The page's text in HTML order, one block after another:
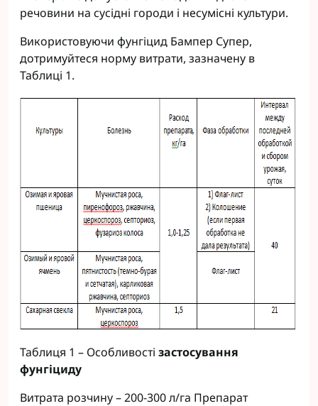
речовини на сусідні городи і несумісні культури.
Використовуючи фунгіцид Бампер Супер,
дотримуйтеся норму витрати, зазначену в
Таблиці 1.
Таблиця 1 – Особливості застосування
фунгіциду
Витрата розчину – 200-300 л/га Препарат